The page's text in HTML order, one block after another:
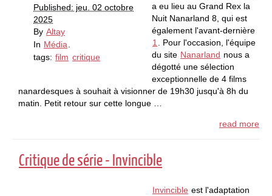
Published: jeu. 02 octobre
2025
By Altay
In Média
tags: film critique
a eu lieu au Grand Rex la
Nuit Nanarland 8, qui est
également l'avant-dernière
1
. Pour l'occasion, l'équipe
du site Nanarland nous a
dégotté une sélection
exceptionnelle de 4 films
nanardesques à souhait à visionner de 19h30 jusqu'à 8h du
matin. Petit retour sur cette longue …
read more
Critique de série - Invincible
Invincible est l'adaptation